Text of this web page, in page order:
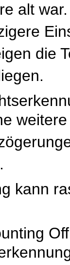
alt
die
kann